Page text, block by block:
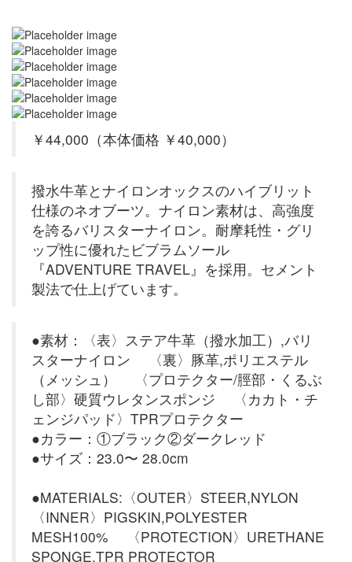
￥44,000（本体価格 ￥40,000）
撥水牛革とナイロンオックスのハイブリット
仕様のネオブーツ。ナイロン素材は、高強度
を誇るバリスターナイロン。耐摩耗性・グリ
ップ性に優れたビブラムソール
『ADVENTURE TRAVEL』を採用。セメント
製法で仕上げています。
●素材：〈表〉ステア牛革（撥水加工）,バリ
スターナイロン 〈裏〉豚革,ポリエステル
（メッシュ） 〈プロテクター/脛部・くるぶ
し部〉硬質ウレタンスポンジ 〈カカト・チ
ェンジパッド〉TPRプロテクター
●カラー：①ブラック②ダークレッド
●サイズ：23.0〜 28.0cm
●MATERIALS:〈OUTER〉STEER,NYLON
〈INNER〉PIGSKIN,POLYESTER
MESH100% 〈PROTECTION〉URETHANE
SPONGE,TPR PROTECTOR